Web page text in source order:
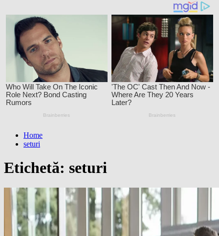
Home
seturi
Etichetă: seturi